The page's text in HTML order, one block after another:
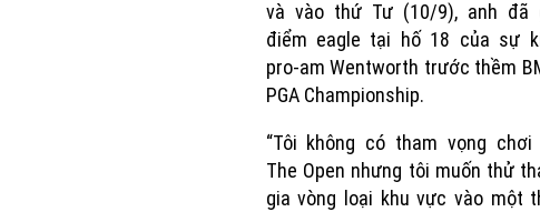
và vào thứ Tư (10/9), anh đã
điểm eagle tại hố 18 của sự
pro-am Wentworth trước thềm
PGA Championship.
“Tôi không có tham vọng chơi
The Open nhưng tôi muốn thử
gia vòng loại khu vực vào một